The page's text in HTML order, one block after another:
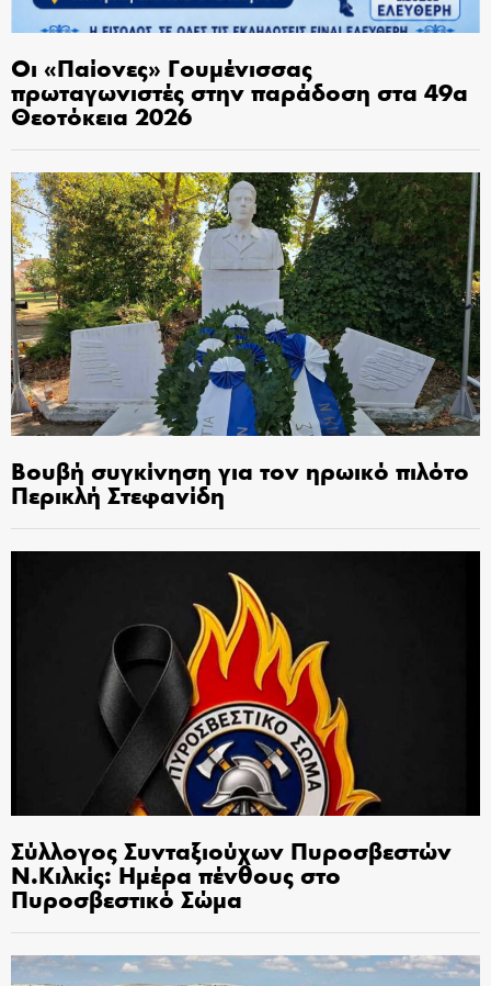
Οι «Παίονες» Γουμένισσας
πρωταγωνιστές στην παράδοση στα 49α
Θεοτόκεια 2026
Βουβή συγκίνηση για τον ηρωικό πιλότο
Περικλή Στεφανίδη
Σύλλογος Συνταξιούχων Πυροσβεστών
Ν.Κιλκίς: Ημέρα πένθους στο
Πυροσβεστικό Σώμα